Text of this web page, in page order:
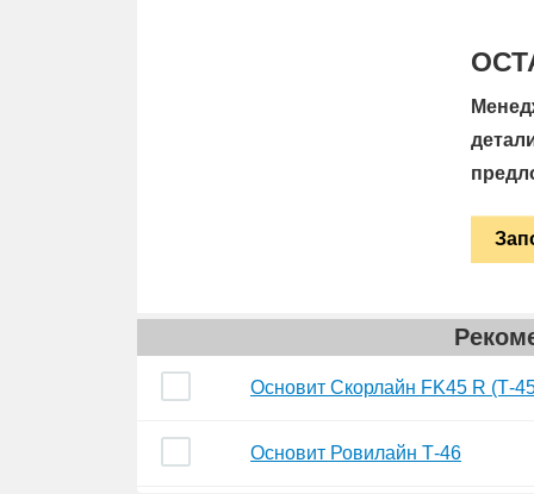
Основит Скорлайн FK45 R (Т-
Основит Ровилайн Т-46